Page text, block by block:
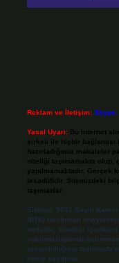
Reklam ve İletişim: Skype:
Yasal Uyarı: Bu internet
şirketi ile hiçbir bağlantısı
hazırladığımız makaleler
niteliği taşımamakta olup,
yapılmamaktadır.
tesadüfidir. Sitemizdeki
taşımazlar.
Sitemiz, 5651 Sayılı
(BTK) tarafından
nedenle, sitedeki içerikleri
yükümlülüğümüz
sorumluluğunu taşımakta
etmiş sayılırlar.